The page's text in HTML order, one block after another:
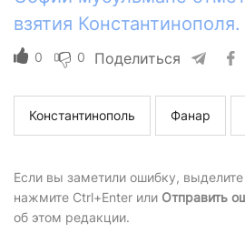
взятия Константинополя.
0 0 Поделиться
Константинополь Фанар
Если вы заметили ошибку,
нажмите Ctrl+Enter или Отправить
об этом редакции.